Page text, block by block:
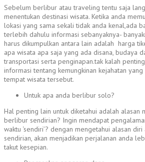
Sebelum berlibur atau traveling tentu saja
menentukan destinasi wisata. Ketika anda
lokasi yang sama sekali tidak anda kenal,ada
terlebih dahulu informasi sebanyaknya-
harus dikumpulkan antara lain adalah harga
apa wisata apa saja yang ada disana, budaya
transportasi serta penginapan.tak kalah
informasi tentang kemungkinan kejahatan
tempat wisata tersebut.
Untuk apa anda berlibur solo?
Hal penting lain untuk diketahui adalah alasan
berlibur sendirian? Ingin mendapat
waktu ‘sendiri’? dengan mengetahui alasan
sendirian, akan menjadikan perjalanan anda
takut kesepian.